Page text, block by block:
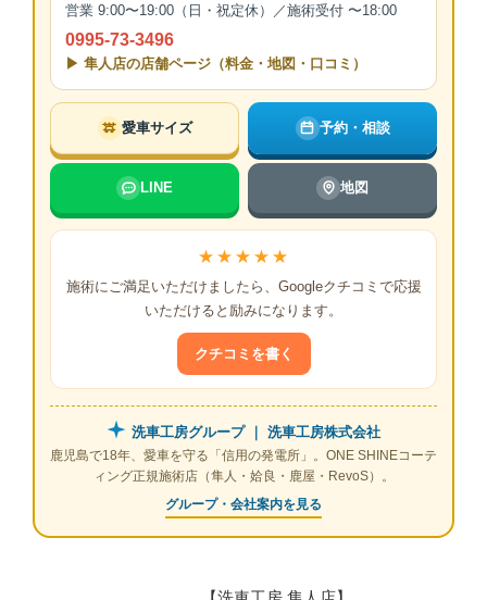
営業 9:00〜19:00（日・祝定休）／施術受付 〜18:00
0995-73-3496
▶ 隼人店の店舗ページ（料金・地図・口コミ）
愛車サイズ 予約・相談
LINE 地図
★★★★★
施術にご満足いただけましたら、Googleクチコミで応援
いただけると励みになります。
クチコミを書く
洗車工房グループ ｜ 洗車工房株式会社
鹿児島で18年、愛車を守る「信用の発電所」。ONE SHINEコーテ
ィング正規施術店（隼人・姶良・鹿屋・RevoS）。
グループ・会社案内を見る